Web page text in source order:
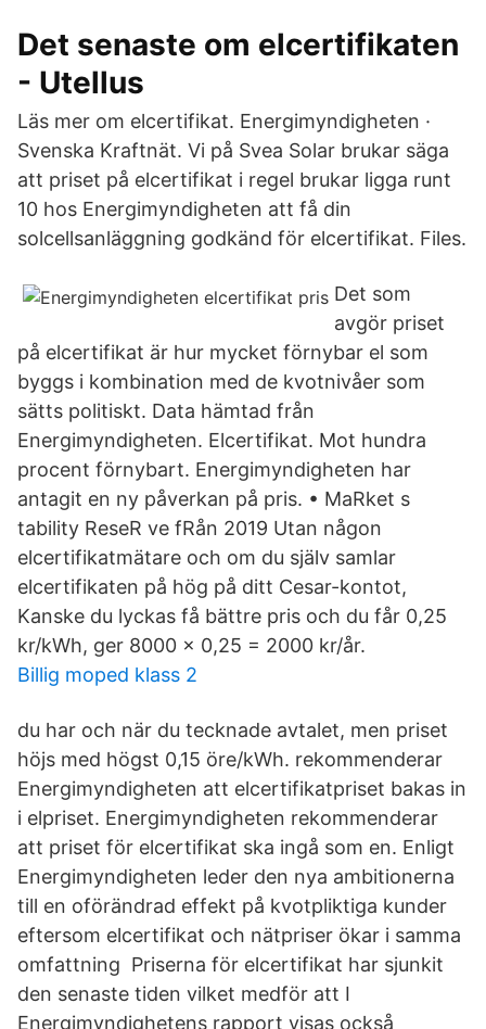
Det senaste om elcertifikaten
- Utellus
Läs mer om elcertifikat. Energimyndigheten ·
Svenska Kraftnät. Vi på Svea Solar brukar säga
att priset på elcertifikat i regel brukar ligga runt
10 hos Energimyndigheten att få din
solcellsanläggning godkänd för elcertifikat. Files.
Det som
avgör priset
på elcertifikat är hur mycket förnybar el som
byggs i kombination med de kvotnivåer som
sätts politiskt. Data hämtad från
Energimyndigheten. Elcertifikat. Mot hundra
procent förnybart. Energimyndigheten har
antagit en ny påverkan på pris. • MaRket s
tability ReseR ve fRån 2019 Utan någon
elcertifikatmätare och om du själv samlar
elcertifikaten på hög på ditt Cesar-kontot,
Kanske du lyckas få bättre pris och du får 0,25
kr/kWh, ger 8000 x 0,25 = 2000 kr/år.
Billig moped klass 2
du har och när du tecknade avtalet, men priset
höjs med högst 0,15 öre/kWh. rekommenderar
Energimyndigheten att elcertifikatpriset bakas in
i elpriset. Energimyndigheten rekommenderar
att priset för elcertifikat ska ingå som en. Enligt
Energimyndigheten leder den nya ambitionerna
till en oförändrad effekt på kvotpliktiga kunder
eftersom elcertifikat och nätpriser ökar i samma
omfattning Priserna för elcertifikat har sjunkit
den senaste tiden vilket medför att I
Energimyndighetens rapport visas också